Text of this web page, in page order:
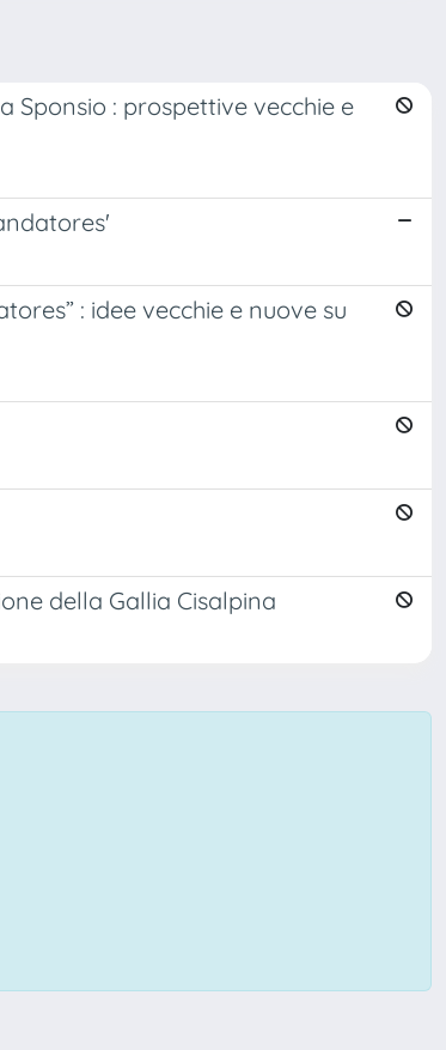
Sponsio : prospettive vecchie e
: idee vecchie e nuove su
della Gallia Cisalpina